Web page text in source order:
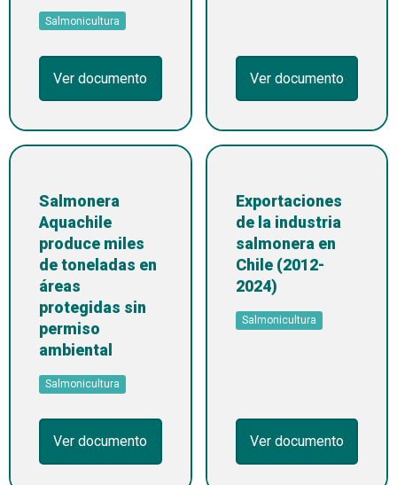
Salmonicultura
Ver documento Ver documento
Salmonera
Aquachile
produce miles
de toneladas en
áreas
protegidas sin
permiso
ambiental
Salmonicultura
Ver documento
Exportaciones
de la industria
salmonera en
Chile (2012-
2024)
Salmonicultura
Ver documento